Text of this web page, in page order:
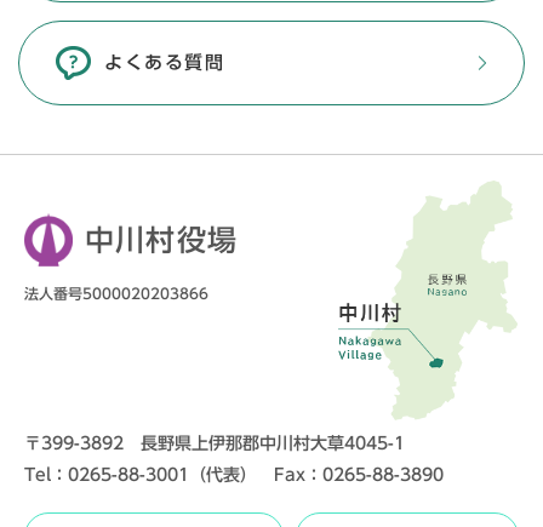
よくある質問
中川村役場
法人番号5000020203866
〒399-3892 長野県上伊那郡中川村大草4045-1
Tel：0265-88-3001（代表） Fax：0265-88-3890